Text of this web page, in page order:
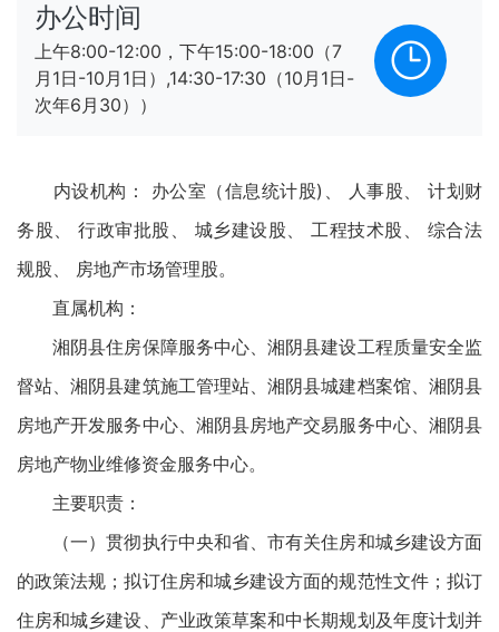
办公时间
上午8:00-12:00，下午15:00-18:00（7
月1日-10月1日）,14:30-17:30（10月1日-
次年6月30））
内设机构： 办公室（信息统计股)、 人事股、 计划财
务股、 行政审批股、 城乡建设股、 工程技术股、 综合法
规股、 房地产市场管理股。
直属机构：
湘阴县住房保障服务中心、湘阴县建设工程质量安全监
督站、湘阴县建筑施工管理站、湘阴县城建档案馆、湘阴县
房地产开发服务中心、湘阴县房地产交易服务中心、湘阴县
房地产物业维修资金服务中心。
主要职责：
（一）贯彻执行中央和省、市有关住房和城乡建设方面
的政策法规；拟订住房和城乡建设方面的规范性文件；拟订
住房和城乡建设、产业政策草案和中长期规划及年度计划并